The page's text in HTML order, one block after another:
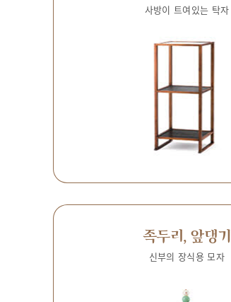
사방이 트여있는 탁자
족두리, 앞댕기
신부의 장식용 모자